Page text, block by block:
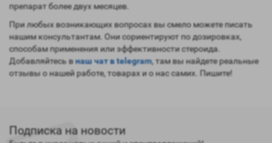
препарат более двух месяцев.
При любых возникающих вопросах вы смело можете писать
нашим консультантам. Они сориентируют по дозировках,
способам применения или эффективности стероида.
Добавляйтесь внаш чат в telegram, там вы найдете реальные
отзывы о нашей работе, товарах и о нас самих. Пишите!
Подписка на новости